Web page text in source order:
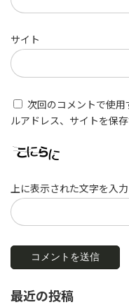
サイト
次回のコメントで使用
ルアドレス、サイトを保存
上に表示された文字を入
最近の投稿